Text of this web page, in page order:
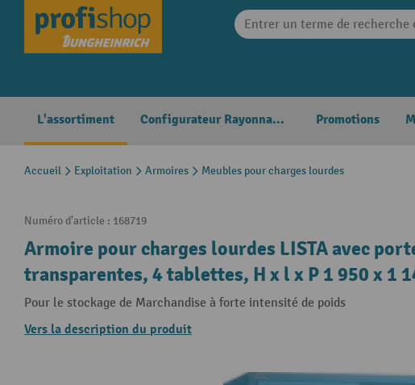
Skip to main navigation
L'assortiment Configurateur Rayonnages Promotions
Accueil Exploitation Armoires Meubles pour charges lourdes
Numéro d'article : 168719
Armoire pour charges lourdes LISTA avec
transparentes, 4 tablettes, H x l x P 1 950 x 1
Pour le stockage de Marchandise à forte intensité de poids
Vers la description du produit